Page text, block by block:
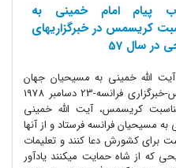
پیام امام خمینی به
کریسمس در خبرگزاریهای
در سال 57
الله خمینی به مسیحیان جهان
پاریس-خبرگزاری فرانسه-23 دسامبر 1978
کریسمس، آیت الله خمینی
مسیحیان فرانسه فرستاد و از آنها
برای کشورش دعا کنند و تعلیمات
از شاه حمایت میکنند یادآور